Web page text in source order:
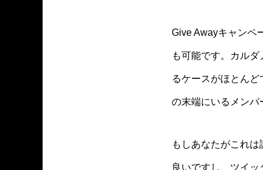
Give Awayキャンペ
も可能です。カル
るケースがほとん
の末端にいるメンバ
もしあなたがこれ
良いですし、ツイ